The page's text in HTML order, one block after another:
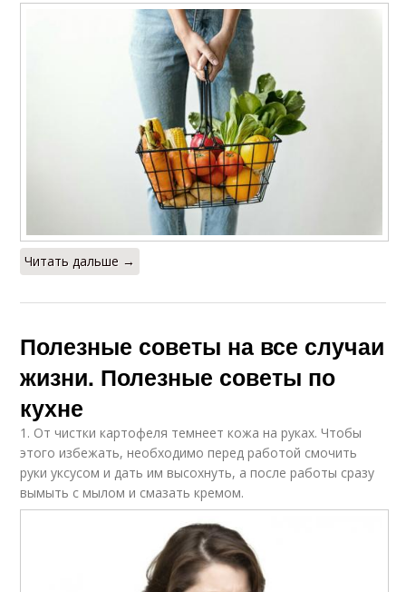
Читать дальше →
Полезные советы на все случаи
жизни. Полезные советы по
кухне
1. От чистки картофеля темнеет кожа на руках. Чтобы
этого избежать, необходимо перед работой смочить
руки уксусом и дать им высохнуть, а после работы сразу
вымыть с мылом и смазать кремом.